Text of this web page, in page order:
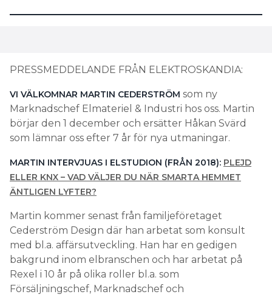
PRESSMEDDELANDE FRÅN ELEKTROSKANDIA:
VI VÄLKOMNAR MARTIN CEDERSTRÖM som ny
Marknadschef Elmateriel & Industri hos oss. Martin
börjar den 1 december och ersätter Håkan Svärd
som lämnar oss efter 7 år för nya utmaningar.
MARTIN INTERVJUAS I ELSTUDION (FRÅN 2018): PLEJD
ELLER KNX – VAD VÄLJER DU NÄR SMARTA HEMMET
ÄNTLIGEN LYFTER?
Martin kommer senast från familjeföretaget
Cederström Design där han arbetat som konsult
med bl.a. affärsutveckling. Han har en gedigen
bakgrund inom elbranschen och har arbetat på
Rexel i 10 år på olika roller bl.a. som
Försäljningschef, Marknadschef och